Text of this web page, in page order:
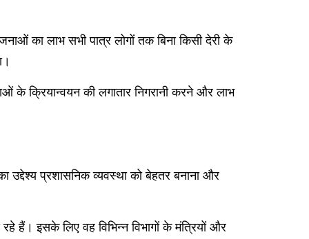
का लाभ सभी पात्र लोगों तक बिना किसी देरी के
के क्रियान्वयन की लगातार निगरानी करने और लाभ
प्रशासनिक व्यवस्था को बेहतर बनाना और
हैं। इसके लिए वह विभिन्न विभागों के मंत्रियों और